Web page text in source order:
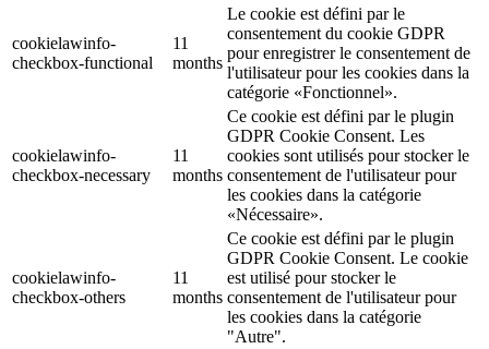
cookielawinfo-
checkbox-functional
11
months
Le cookie est défini par le
consentement du cookie GDPR
pour enregistrer le consentement de
l'utilisateur pour les cookies dans la
catégorie «Fonctionnel».
cookielawinfo-
checkbox-necessary
11
months
Ce cookie est défini par le plugin
GDPR Cookie Consent. Les
cookies sont utilisés pour stocker le
consentement de l'utilisateur pour
les cookies dans la catégorie
«Nécessaire».
cookielawinfo-
checkbox-others
11
months
Ce cookie est défini par le plugin
GDPR Cookie Consent. Le cookie
est utilisé pour stocker le
consentement de l'utilisateur pour
les cookies dans la catégorie
"Autre".